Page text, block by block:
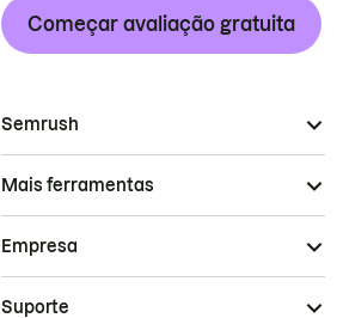
Começar avaliação gratuita
Semrush
Mais ferramentas
Empresa
Suporte